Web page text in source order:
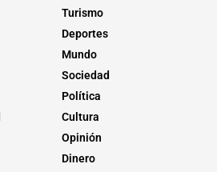
Turismo
Deportes
Mundo
Sociedad
Política
Cultura
Opinión
Dinero